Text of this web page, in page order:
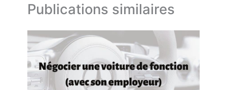
Publications similaires